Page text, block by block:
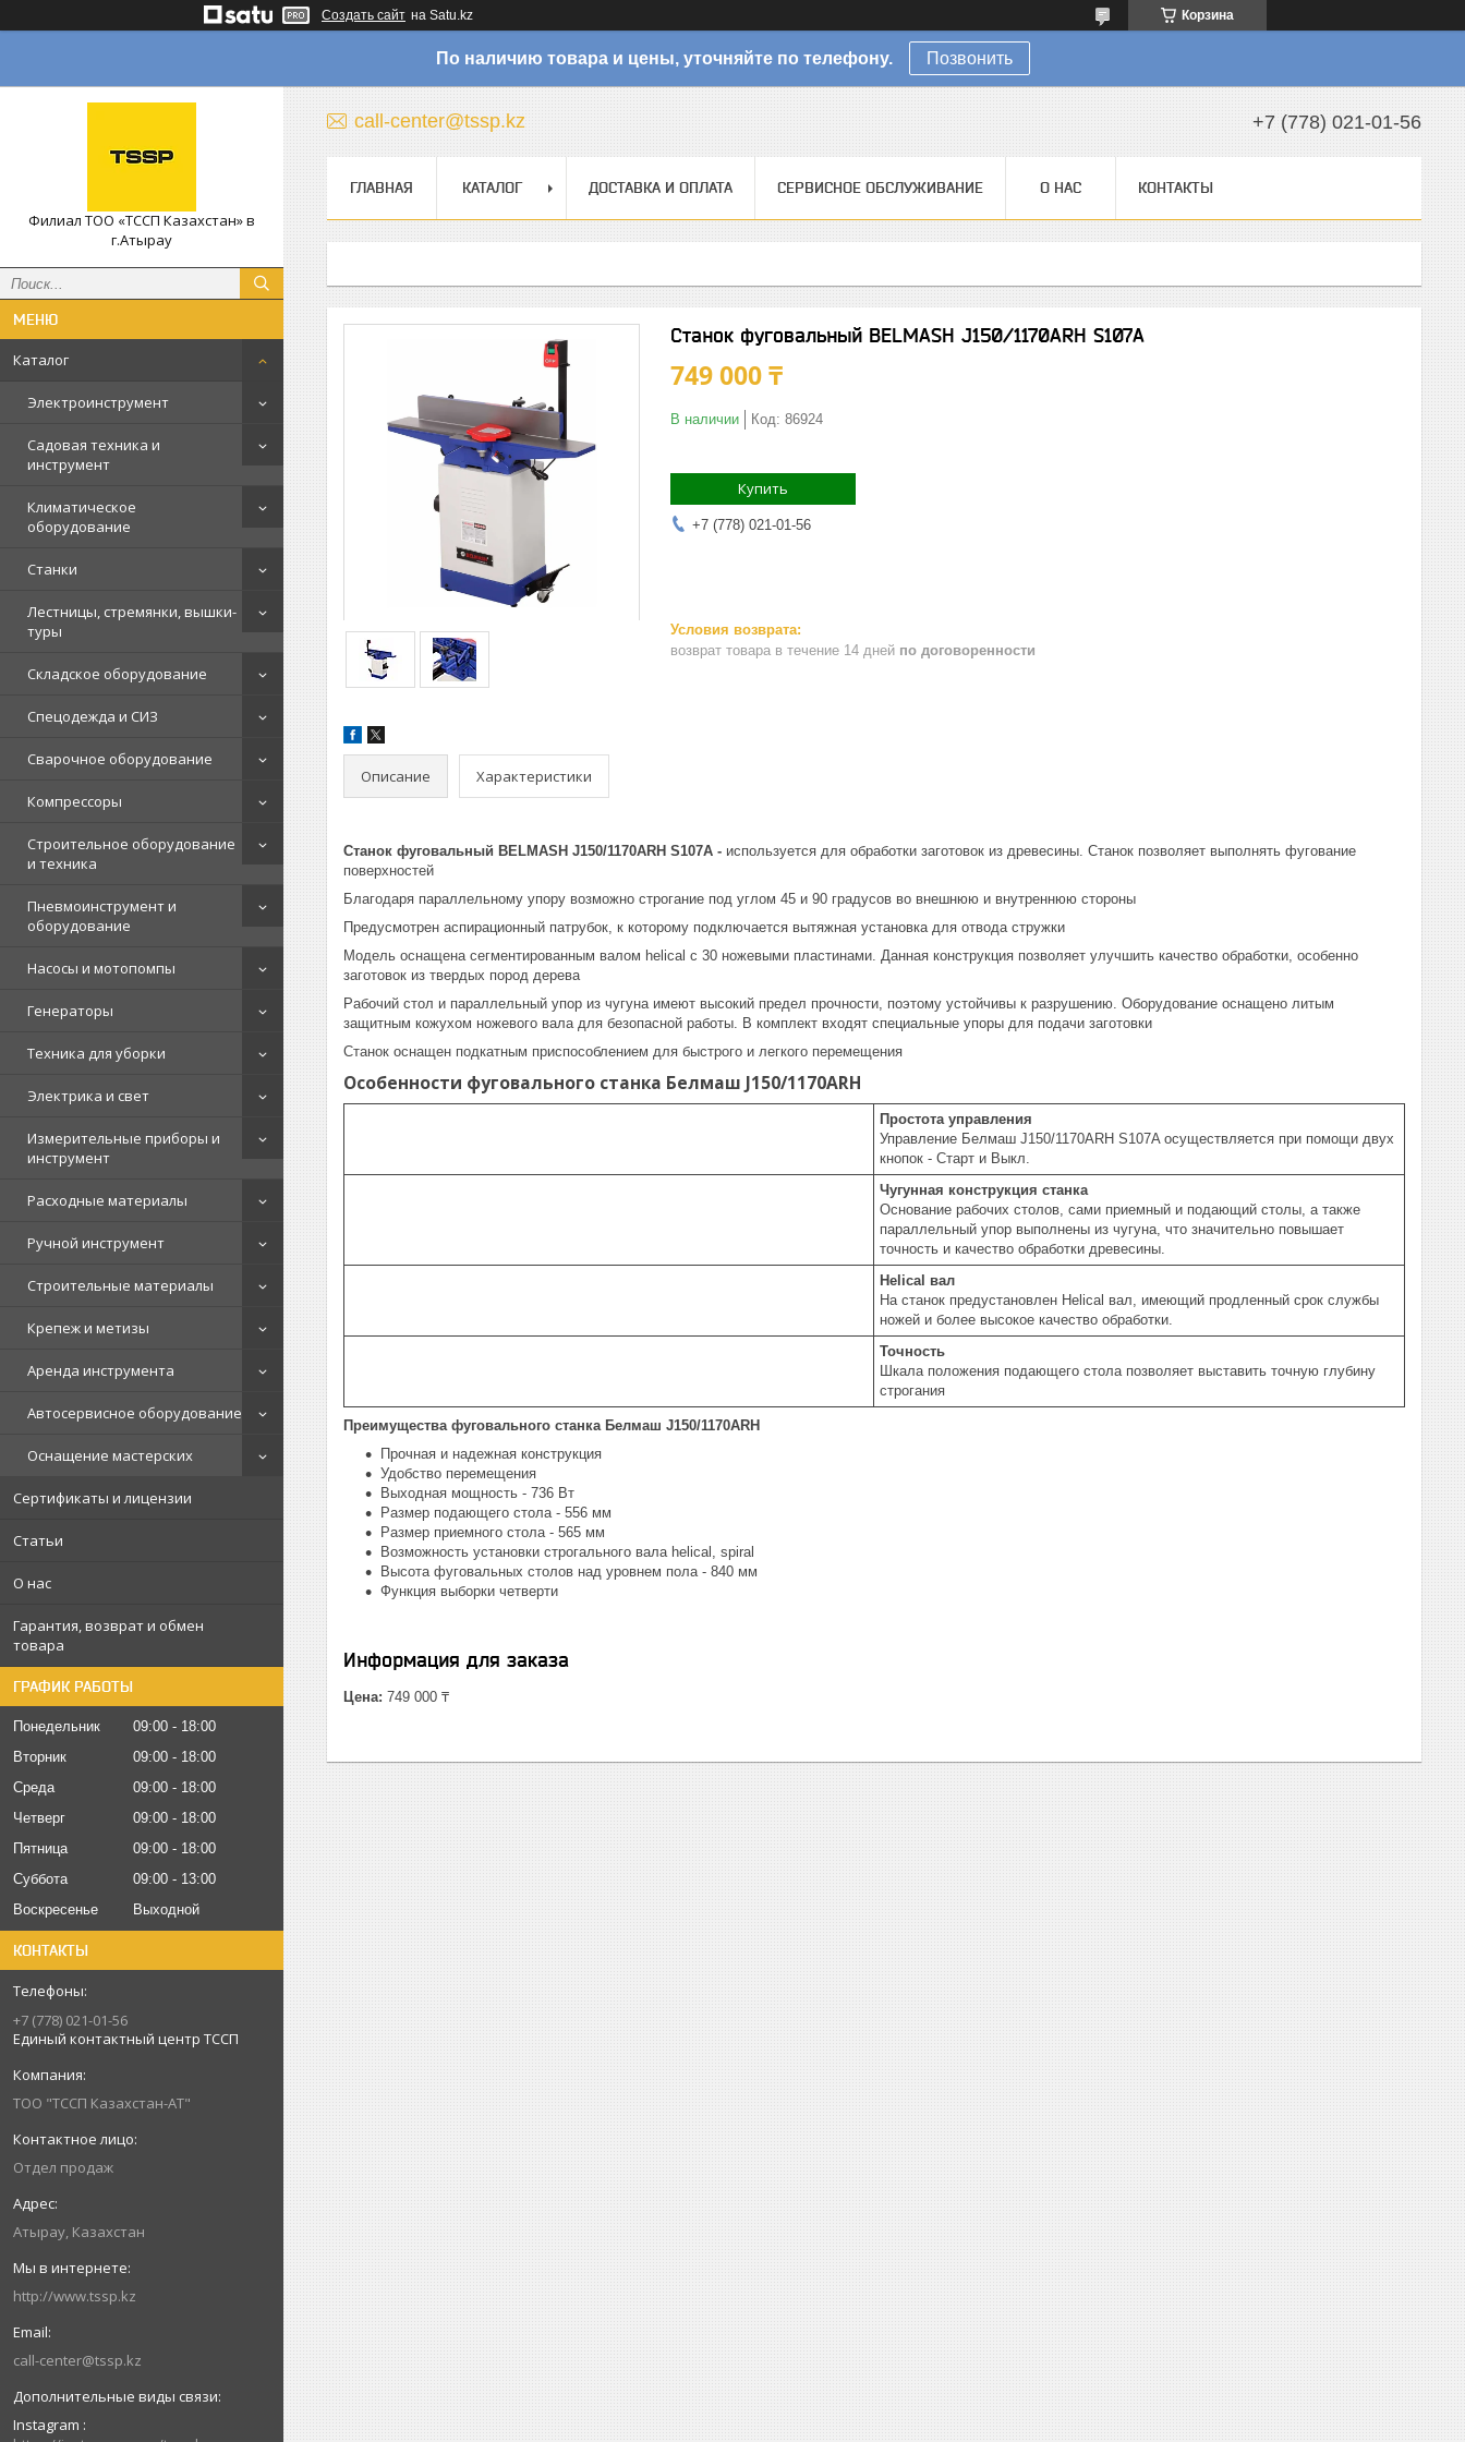
Создать сайт на Satu.kz Корзина
По наличию товара и цены, уточняйте по телефону. Позвонить
Филиал ТОО «ТССП Казахстан» в
г.Атырау
Каталог
Электроинструмент
Садовая техника и
инструмент
Климатическое
оборудование
Станки
Лестницы, стремянки, вышки-
туры
Складское оборудование
Спецодежда и СИЗ
Сварочное оборудование
Компрессоры
Строительное оборудование
и техника
Пневмоинструмент и
оборудование
Насосы и мотопомпы
Генераторы
Техника для уборки
Электрика и свет
Измерительные приборы и
инструмент
Расходные материалы
Ручной инструмент
Строительные материалы
Крепеж и метизы
Аренда инструмента
Автосервисное оборудование
Оснащение мастерских
Сертификаты и лицензии
Статьи
О нас
Гарантия, возврат и обмен
товара
ГРАФИК РАБОТЫ
Понедельник 09:00
18:00
Вторник
09:00
18:00
Среда
09:00
18:00
Четверг
09:00
18:00
Пятница
09:00
18:00
Суббота
09:00
13:00
Воскресенье
Выходной
КОНТАКТЫ
+7 (778) 021-01-56
Единый контактный центр ТССП
ТОО "ТССП Казахстан-АТ"
Отдел продаж
Атырау, Казахстан
http://www.tssp.kz
call-center@tssp.kz
Instagram
call-center@tssp.kz +7 (778) 021-01-56
ГЛАВНАЯ КАТАЛОГ ДОСТАВКА И ОПЛАТА СЕРВИСНОЕ ОБСЛУЖИВАНИЕ О НАС КОНТАКТЫ
Станок фуговальный BELMASH J150/1170ARH S107A
749 000 ₸
В наличии Код: 86924
Купить
+7 (778) 021-01-56
возврат товара в течение 14 дней по договоренности
Описание Характеристики
Станок фуговальный BELMASH J150/1170ARH S107A - используется для обработки заготовок из древесины. Станок позволяет выполнять фугование
поверхностей
Благодаря параллельному упору возможно строгание под углом 45 и 90 градусов во внешнюю и внутреннюю стороны
Предусмотрен аспирационный патрубок, к которому подключается вытяжная установка для отвода стружки
Модель оснащена сегментированным валом helical с 30 ножевыми пластинами. Данная конструкция позволяет улучшить качество обработки, особенно
заготовок из твердых пород дерева
Рабочий стол и параллельный упор из чугуна имеют высокий предел прочности, поэтому устойчивы к разрушению. Оборудование оснащено литым
защитным кожухом ножевого вала для безопасной работы. В комплект входят специальные упоры для подачи заготовки
Станок оснащен подкатным приспособлением для быстрого и легкого перемещения
Особенности фуговального станка Белмаш J150/1170ARH
Простота управления
Управление Белмаш J150/1170ARH S107A осуществляется при помощи двух
кнопок - Старт и Выкл.
Чугунная конструкция станка
Основание рабочих столов, сами приемный и подающий столы, а также
параллельный упор выполнены из чугуна, что значительно повышает
точность и качество обработки древесины.
Helical вал
На станок предустановлен Helical вал, имеющий продленный срок службы
ножей и более высокое качество обработки.
Точность
Шкала положения подающего стола позволяет выставить точную глубину
строгания
Преимущества фуговального станка Белмаш J150/1170ARH
Прочная и надежная конструкция
Удобство перемещения
Выходная мощность - 736 Вт
Размер подающего стола - 556 мм
Размер приемного стола - 565 мм
Возможность установки строгального вала helical, spiral
Высота фуговальных столов над уровнем пола - 840 мм
Функция выборки четверти
Информация для заказа
Цена: 749 000 ₸